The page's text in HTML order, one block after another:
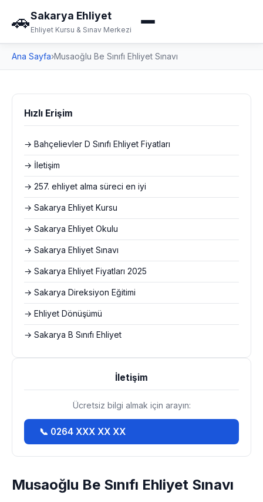
🚗Sakarya Ehliyet
Ehliyet Kursu & Sınav Merkezi
Ana Sayfa›Musaoğlu Be Sınıfı Ehliyet Sınavı
Musaoğlu Be Sınıfı Ehliyet Sınavı
Hızlı Erişim
→ Bahçelievler D Sınıfı Ehliyet Fiyatları
→ İletişim
→ 257. ehliyet alma süreci en iyi
→ Sakarya Ehliyet Kursu
→ Sakarya Ehliyet Okulu
→ Sakarya Ehliyet Sınavı
→ Sakarya Ehliyet Fiyatları 2025
→ Sakarya Direksiyon Eğitimi
→ Ehliyet Dönüşümü
→ Sakarya B Sınıfı Ehliyet
İletişim
Ücretsiz bilgi almak için arayın:
📞 0264 XXX XX XX